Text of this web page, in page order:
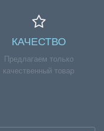
КАЧЕСТВО
Предлагаем только
качественный товар